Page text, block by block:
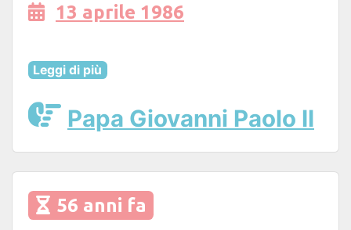
13 aprile 1986
Leggi di più
Papa Giovanni Paolo II
56 anni fa